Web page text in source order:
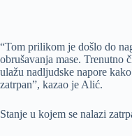
“Tom prilikom je došlo do
obrušavanja mase. Trenutno
ulažu nadljudske napore
zatrpan”, kazao je Alić.
Stanje u kojem se nalazi